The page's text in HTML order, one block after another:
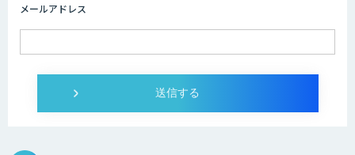
ログミーツ powered by GPT-4
メールアドレス